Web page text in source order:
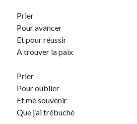
TOUTES LES PUBLICATIONS
TOUTES
Search
Prier
Pour avancer
Et pourréussir
A trouver la paix
Prier
Pour oublier
Et me souvenir
Que j’aitrébuché